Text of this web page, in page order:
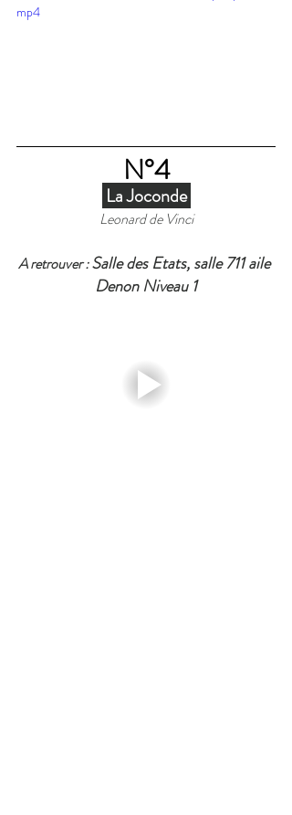
mp4
N°4
La Joconde
Leonard de Vinci
A retrouver : Salle des Etats, salle 711 aile
Denon Niveau 1